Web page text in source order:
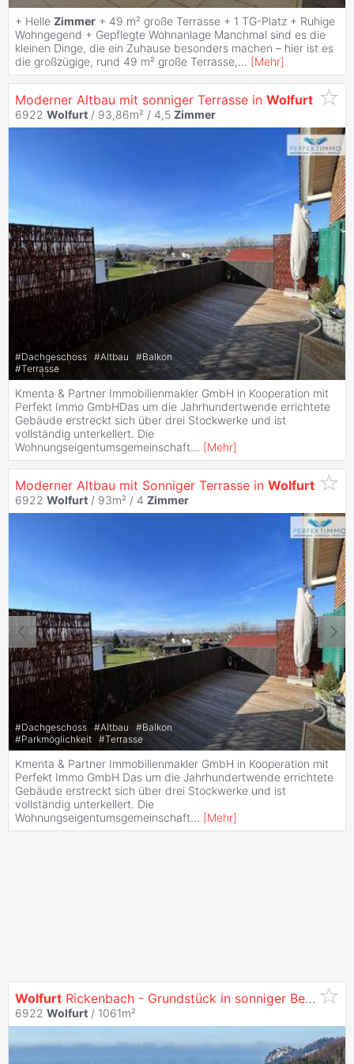
+ Helle Zimmer + 49 m² große Terrasse + 1 TG-Platz + Ruhige
Wohngegend + Gepflegte Wohnanlage Manchmal sind es die
kleinen Dinge, die ein Zuhause besonders machen – hier ist es
die großzügige, rund 49 m² große Terrasse,... [Mehr]
Moderner Altbau mit sonniger Terrasse in Wolfurt
6922 Wolfurt / 93,86m² / 4,5 Zimmer
#Dachgeschoss #Altbau #Balkon
#Terrasse
Kmenta & Partner Immobilienmakler GmbH in Kooperation mit
Perfekt Immo GmbHDas um die Jahrhundertwende errichtete
Gebäude erstreckt sich über drei Stockwerke und ist
vollständig unterkellert. Die
Wohnungseigentumsgemeinschaft... [Mehr]
Moderner Altbau mit Sonniger Terrasse in Wolfurt
6922 Wolfurt / 93m² / 4 Zimmer
#Dachgeschoss #Altbau #Balkon
#Parkmöglichkeit #Terrasse
Kmenta & Partner Immobilienmakler GmbH in Kooperation mit
Perfekt Immo GmbH Das um die Jahrhundertwende errichtete
Gebäude erstreckt sich über drei Stockwerke und ist
vollständig unterkellert. Die
Wohnungseigentumsgemeinschaft... [Mehr]
Wolfurt Rickenbach - Grundstück in sonniger Bestlage
6922 Wolfurt / 1061m²